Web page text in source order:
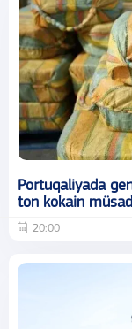
Portuqaliyada
ton kokain
20:00